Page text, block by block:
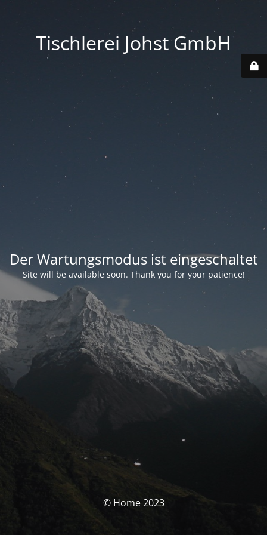
Tischlerei Johst GmbH
Der Wartungsmodus ist eingeschaltet
Site will be available soon. Thank you for your patience!
© Home 2023